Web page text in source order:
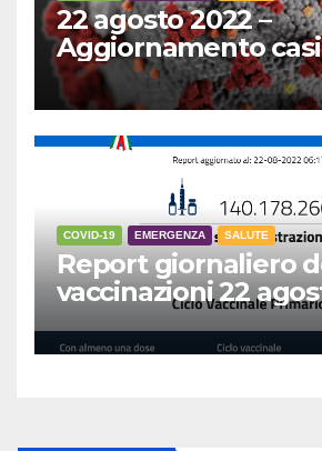
22 agosto 2022 –
Aggiornamento casi
COVID-19 EMERGENZA SALUTE
Report giornaliero
vaccinazioni 22